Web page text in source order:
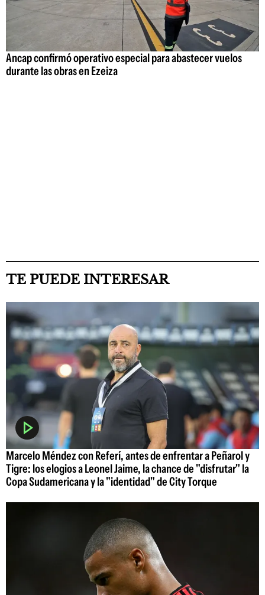
Ancap confirmó operativo especial para abastecer vuelos
durante las obras en Ezeiza
TE PUEDE INTERESAR
Marcelo Méndez con Referí, antes de enfrentar a Peñarol y
Tigre: los elogios a Leonel Jaime, la chance de "disfrutar" la
Copa Sudamericana y la "identidad" de City Torque